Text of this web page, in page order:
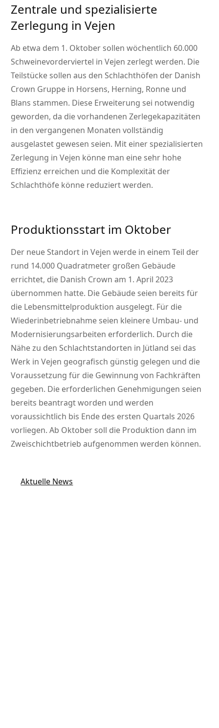
Zentrale und spezialisierte
Zerlegung in Vejen
Ab etwa dem 1. Oktober sollen wöchentlich 60.000
Schweinevorderviertel in Vejen zerlegt werden. Die
Teilstücke sollen aus den Schlachthöfen der Danish
Crown Gruppe in Horsens, Herning, Ronne und
Blans stammen. Diese Erweiterung sei notwendig
geworden, da die vorhandenen Zerlegekapazitäten
in den vergangenen Monaten vollständig
ausgelastet gewesen seien. Mit einer spezialisierten
Zerlegung in Vejen könne man eine sehr hohe
Effizienz erreichen und die Komplexität der
Schlachthöfe könne reduziert werden.
Produktionsstart im Oktober
Der neue Standort in Vejen werde in einem Teil der
rund 14.000 Quadratmeter großen Gebäude
errichtet, die Danish Crown am 1. April 2023
übernommen hatte. Die Gebäude seien bereits für
die Lebensmittelproduktion ausgelegt. Für die
Wiederinbetriebnahme seien kleinere Umbau- und
Modernisierungsarbeiten erforderlich. Durch die
Nähe zu den Schlachtstandorten in Jütland sei das
Werk in Vejen geografisch günstig gelegen und die
Voraussetzung für die Gewinnung von Fachkräften
gegeben. Die erforderlichen Genehmigungen seien
bereits beantragt worden und werden
voraussichtlich bis Ende des ersten Quartals 2026
vorliegen. Ab Oktober soll die Produktion dann im
Zweischichtbetrieb aufgenommen werden können.
Aktuelle News